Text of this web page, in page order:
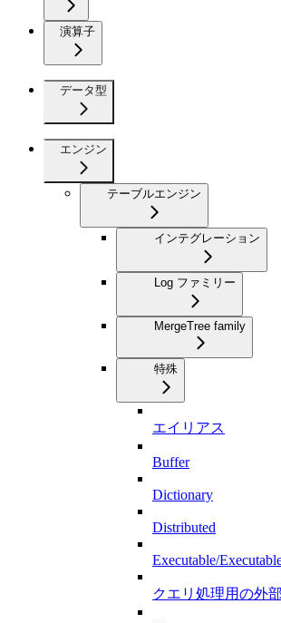
演算子
データ型
エンジン
テーブルエンジン
インテグレーション
Log ファミリー
MergeTree family
特殊
エイリアス
Buffer
Dictionary
Distributed
Executable/
クエリ処理用の外